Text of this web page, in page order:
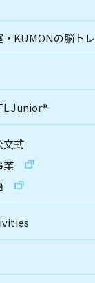
KUMONの脳トレ
Junior®
文式
業